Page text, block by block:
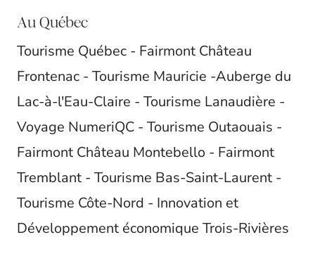
Au Québec
Tourisme Québec - Fairmont Château
Frontenac - Tourisme Mauricie -Auberge du
Lac-à-l'Eau-Claire - Tourisme Lanaudière -
Voyage NumeriQC - Tourisme Outaouais -
Fairmont Château Montebello - Fairmont
Tremblant - Tourisme Bas-Saint-Laurent -
Tourisme Côte-Nord - Innovation et
Développement économique Trois-Rivières